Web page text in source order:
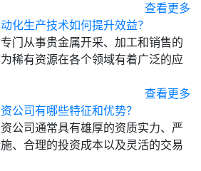
查看更多
化生产技术如何提升效益？
门从事贵金属开采、加工和销售的
稀有资源在各个领域有着广泛的应
查看更多
公司有哪些特征和优势？
公司通常具有雄厚的资质实力、严
、合理的投资成本以及灵活的交易